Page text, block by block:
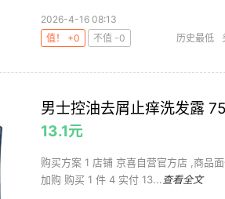
2026-4-16 08:13
值！ +0
不值 -0 历史最低
男士控油去屑止痒洗发露
13.1元
购买方案 1 店铺 京喜自营官方店 ,商品
加购 购买 1 件 4 实付 13... 查看全文